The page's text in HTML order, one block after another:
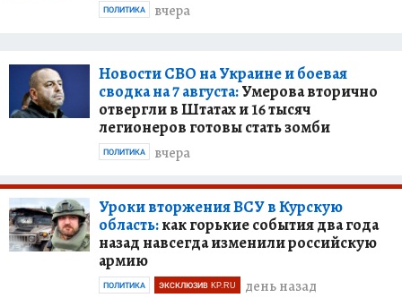
вчера
ПОЛИТИКА
Новости СВО на Украине и боевая
сводка на 7 августа:Умерова вторично
отвергли в Штатах и 16 тысяч
легионеров готовы стать зомби
вчера
ПОЛИТИКА
Уроки вторжения ВСУ в Курскую
область:как горькие события два года
назад навсегда изменили российскую
армию
день назад
ПОЛИТИКА ЭКСКЛЮЗИВ KP.RU